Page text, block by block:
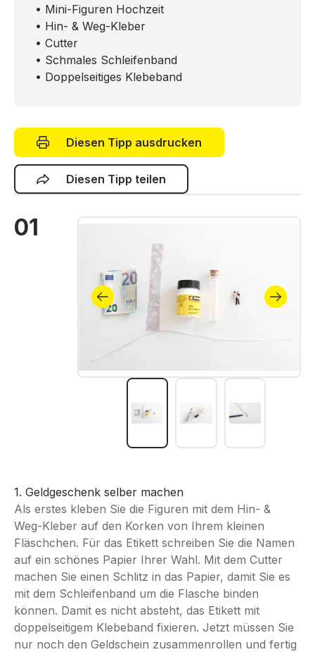
• Mini-Figuren Hochzeit
• Hin- & Weg-Kleber
• Cutter
• Schmales Schleifenband
• Doppelseitiges Klebeband
Diesen Tipp ausdrucken
Diesen Tipp teilen
01 Bildergalerie überspringen
1. Geldgeschenk selber machen
Als erstes kleben Sie die Figuren mit dem Hin- &
Weg-Kleber auf den Korken von Ihrem kleinen
Fläschchen. Für das Etikett schreiben Sie die Namen
auf ein schönes Papier Ihrer Wahl. Mit dem Cutter
machen Sie einen Schlitz in das Papier, damit Sie es
mit dem Schleifenband um die Flasche binden
können. Damit es nicht absteht, das Etikett mit
doppelseitigem Klebeband fixieren. Jetzt müssen Sie
nur noch den Geldschein zusammenrollen und fertig